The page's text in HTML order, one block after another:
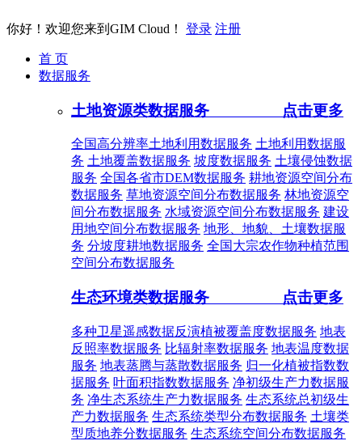
你好！欢迎您来到GIM Cloud！ 登录 注册
首 页
数据服务
土地资源类数据服务 点击更多
全国高分辨率土地利用数据服务 土地利用数据服
务 土地覆盖数据服务 坡度数据服务 土壤侵蚀数据
服务 全国各省市DEM数据服务 耕地资源空间分布
数据服务 草地资源空间分布数据服务 林地资源空
间分布数据服务 水域资源空间分布数据服务 建设
用地空间分布数据服务 地形、地貌、土壤数据服
务 分坡度耕地数据服务 全国大宗农作物种植范围
空间分布数据服务
生态环境类数据服务 点击更多
多种卫星遥感数据反演植被覆盖度数据服务 地表
反照率数据服务 比辐射率数据服务 地表温度数据
服务 地表蒸腾与蒸散数据服务 归一化植被指数数
据服务 叶面积指数数据服务 净初级生产力数据服
务 净生态系统生产力数据服务 生态系统总初级生
产力数据服务 生态系统类型分布数据服务 土壤类
型质地养分数据服务 生态系统空间分布数据服务